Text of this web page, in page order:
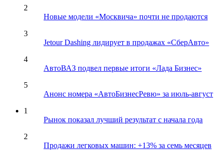
2
Новые модели «Москвича» почти не продаются
3
Jetour Dashing лидирует в продажах «СберАвто»
4
АвтоВАЗ подвел первые итоги «Лада Бизнес»
5
Анонс номера «АвтоБизнесРевю» за июль-август
1
Рынок показал лучший результат с начала года
2
Продажи легковых машин: +13% за семь месяцев